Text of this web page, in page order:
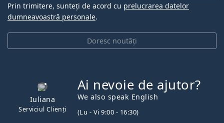
Doresc noutăți
Prin trimitere, sunteți de acord cu prelucrarea datelor
dumneavoastră personale.
Iuliana
Serviciul Clienți
Ai nevoie de ajutor?
We also speak English
(Lu - Vi 9:00 - 16:30)